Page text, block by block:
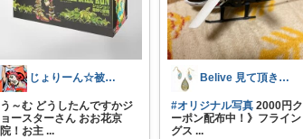
じょりーん☆被災地の復興を🙏8月4日♡
う～む どうしたんですかジ
ョースターさん おお花京
院！お主 ...
Belive 見て頂きありがとう！
#オリジナル写真 2000円ク
ーポン配布中！》フライン
グス ...